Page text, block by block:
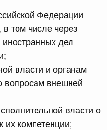
Федерации
том числе через
дел
власти и органам
вопросам внешней
власти о
их компетенции;